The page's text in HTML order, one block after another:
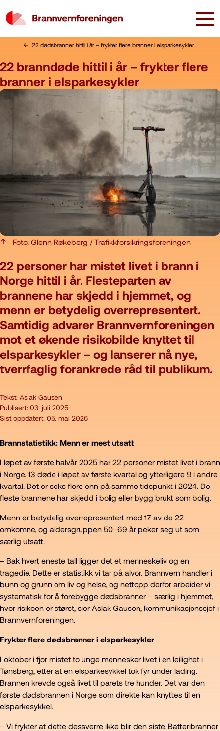
22 dødsbranner hittil i år – frykter flere branner i elsparkesykler
Foto: Glenn Røkeberg / Trafikkforsikringsforeningen
22 branndøde hittil i år – frykter flere
branner i elsparkesykler
22 personer har mistet livet i brann i
Norge hittil i år. Flesteparten av
brannene har skjedd i hjemmet, og
menn er betydelig overrepresentert.
Samtidig advarer Brannvernforeningen
mot et økende risikobilde knyttet til
elsparkesykler – og lanserer nå nye,
tverrfaglig forankrede råd til publikum.
Tekst: Aslak Gausen
Publisert: 03. juli 2025
Sist oppdatert: 05. mai 2026
Brannstatistikk: Menn er mest utsatt
I løpet av første halvår 2025 har 22 personer mistet livet i brann
i Norge. 13 døde i løpet av første kvartal og ytterligere 9 i andre
kvartal. Det er seks flere enn på samme tidspunkt i 2024. De
fleste brannene har skjedd i bolig eller bygg brukt som bolig.
Menn er betydelig overrepresentert med 17 av de 22
omkomne, og aldersgruppen 50–69 år peker seg ut som
særlig utsatt.
– Bak hvert eneste tall ligger det et menneskeliv og en
tragedie. Dette er statistikk vi tar på alvor. Brannvern handler i
bunn og grunn om liv og helse, og nettopp derfor arbeider vi
systematisk for å forebygge dødsbranner – særlig i hjemmet,
hvor risikoen er størst, sier Aslak Gausen, kommunikasjonssjef i
Brannvernforeningen.
Frykter flere dødsbranner i elsparkesykler
I oktober i fjor mistet to unge mennesker livet i en leilighet i
Tønsberg, etter at en elsparkesykkel tok fyr under lading.
Brannen krevde også livet til parets tre hunder. Det var den
første dødsbrannen i Norge som direkte kan knyttes til en
elsparkesykkel.
– Vi frykter at dette dessverre ikke blir den siste. Batteribranner